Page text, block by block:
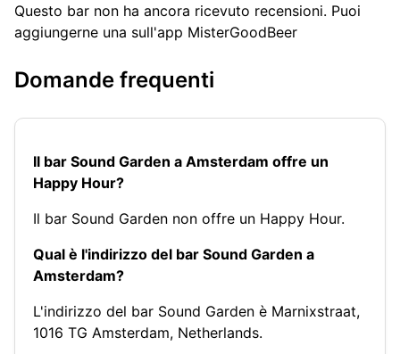
Questo bar non ha ancora ricevuto recensioni. Puoi
aggiungerne una sull'app MisterGoodBeer
Domande frequenti
Il bar Sound Garden a Amsterdam offre un
Happy Hour?
Il bar Sound Garden non offre un Happy Hour.
Qual è l'indirizzo del bar Sound Garden a
Amsterdam?
L'indirizzo del bar Sound Garden è Marnixstraat,
1016 TG Amsterdam, Netherlands.